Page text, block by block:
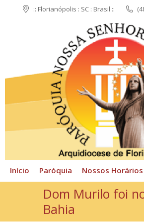
:: Florianópolis : SC : Brasil ::
Início Paróquia Nossos Horários
Dom Murilo foi
Bahia